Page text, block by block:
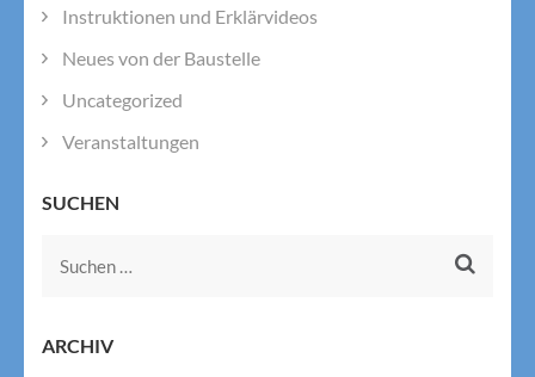
Instruktionen und Erklärvideos
Neues von der Baustelle
Uncategorized
Veranstaltungen
SUCHEN
Suchen
ARCHIV